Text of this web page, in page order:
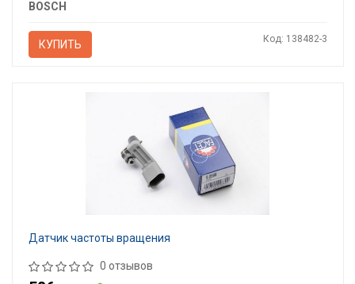
BOSCH
КУПИТЬ Код: 138482-3
Датчик частоты вращения
0 отзывов